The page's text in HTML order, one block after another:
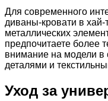
Для современного
диваны-кровати в хай-
металлических
предпочитаете более
внимание на модели в
деталями и
Уход за